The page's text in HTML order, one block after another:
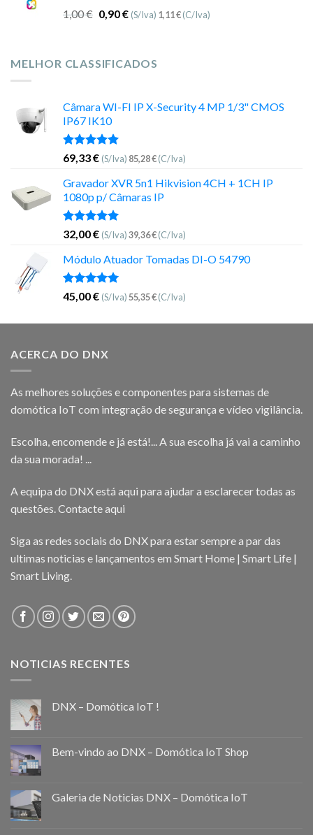
1,00€ 0,90€ (S/Iva) 1,11€(C/Iva)
MELHOR CLASSIFICADOS
Câmara WI-FI IP X-Security 4 MP 1/3" CMOS
IP67 IK10
Avaliação
5.00
de 5
69,33€ (S/Iva) 85,28€(C/Iva)
Gravador XVR 5n1 Hikvision 4CH + 1CH IP
1080p p/ Câmaras IP
Avaliação
5.00
de 5
32,00€ (S/Iva)39,36€(C/Iva)
Módulo Atuador Tomadas DI-O 54790
Avaliação
5.00
de 5
45,00€ (S/Iva)55,35€(C/Iva)
ACERCA DO DNX
As melhores soluções e componentes para sistemas de
domótica IoT com integração de segurança e vídeo vigilância.
Escolha, encomende e já está!... A sua escolha já vai a caminho
da sua morada! ...
A equipa do DNX está aqui para ajudar a esclarecer todas as
questões. Contacte aqui
Siga as redes sociais do DNX para estar sempre a par das
ultimas noticias e lançamentos em Smart Home | Smart Life |
Smart Living.
NOTICIAS RECENTES
DNX – Domótica IoT !
Bem-vindo ao DNX – Domótica IoT Shop
Galeria de Noticias DNX – Domótica IoT